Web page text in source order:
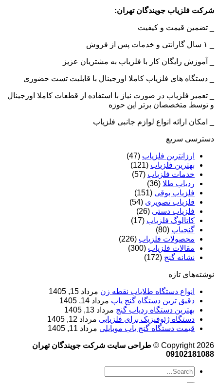
شرکت فلزیاب جویندگان تهران:
_ تضمین قیمت و کیفیت
_ آموزش رایگان کار با فلزیاب به مشتریان عزیز
_ دستگاه های فلزیاب کاملا اورجینال با قابلیت تست حضوری
_ تعمیر فلزیاب در صورت نیاز با استفاده از قطعات کاملا اورجینال
و توسط متخصصان برتر این حوزه
_ امکان ارائه انواع لوازم جانبی فلزیاب
دسترسی سریع
ارزانترین فلزیاب (47)
بهترین فلزیاب (121)
خدمات فلزیاب (57)
ردیاب طلا (36)
فلزیاب بوقی (151)
فلزیاب تصویری (54)
فلزیاب دستی (26)
کاتالوگ فلزیاب (17)
گنجیاب (80)
محصولات فلزیاب (226)
مقالات فلزیاب (300)
نشانه گنج (172)
نوشته‌های تازه
انواع دستگاه طلایاب نقطه زن مرداد 15, 1405
دقیق ترین دستگاه گنج یاب مرداد 14, 1405
بهترین دستگاه ردیاب گنج مرداد 13, 1405
دستگاه ژئوفیزیک برای فلزیابی مرداد 12, 1405
قیمت دستگاه گنج یاب موبایلی مرداد 11, 1405
Copyright 2026 ©
طراحی سایت شرکت جویندگان تهران
09102181088